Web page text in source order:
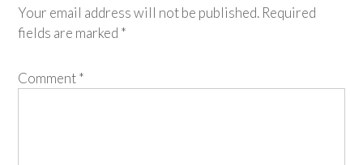
Your email address will not be published. Required
fields are marked *
Comment*